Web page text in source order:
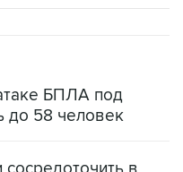
БПЛА под
в